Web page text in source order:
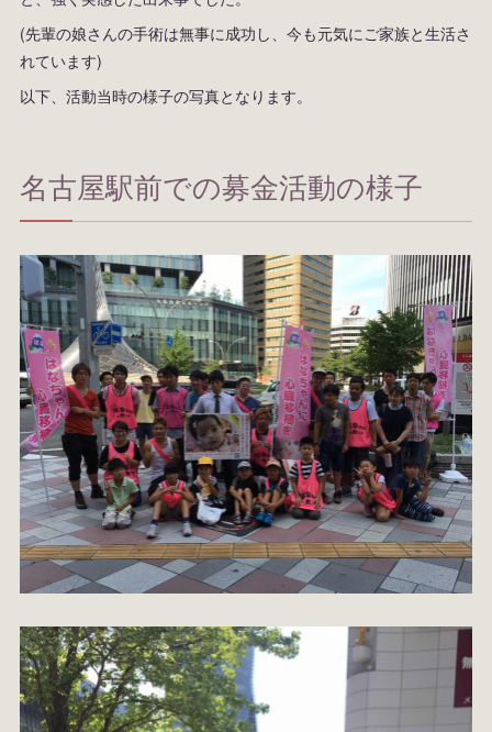
(先輩の娘さんの手術は無事に成功し、今も元気にご家族と生活さ
れています)
以下、活動当時の様子の写真となります。
名古屋駅前での募金活動の様子